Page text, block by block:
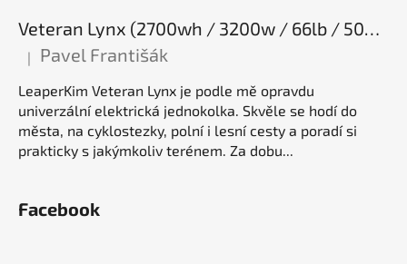
Veteran Lynx (2700wh / 3200w / 66lb / 50E), elektrická jednokolka
Hodnocení produktu je 5 z 5 hvězdiček.
| Pavel Františák
LeaperKim Veteran Lynx je podle mě opravdu
univerzální elektrická jednokolka. Skvěle se hodí do
města, na cyklostezky, polní i lesní cesty a poradí si
prakticky s jakýmkoliv terénem. Za dobu...
Facebook